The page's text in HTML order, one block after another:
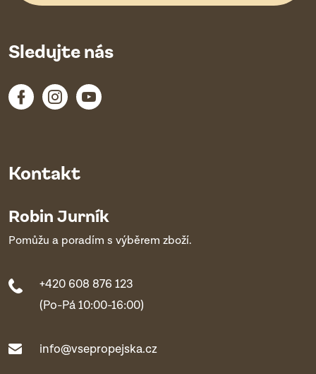
Kontakt
Robin Jurník
Pomůžu a poradím s výběrem zboží.
+420 608 876 123
(Po-Pá 10:00-16:00)
info@vsepropejska.cz
Sledujte nás